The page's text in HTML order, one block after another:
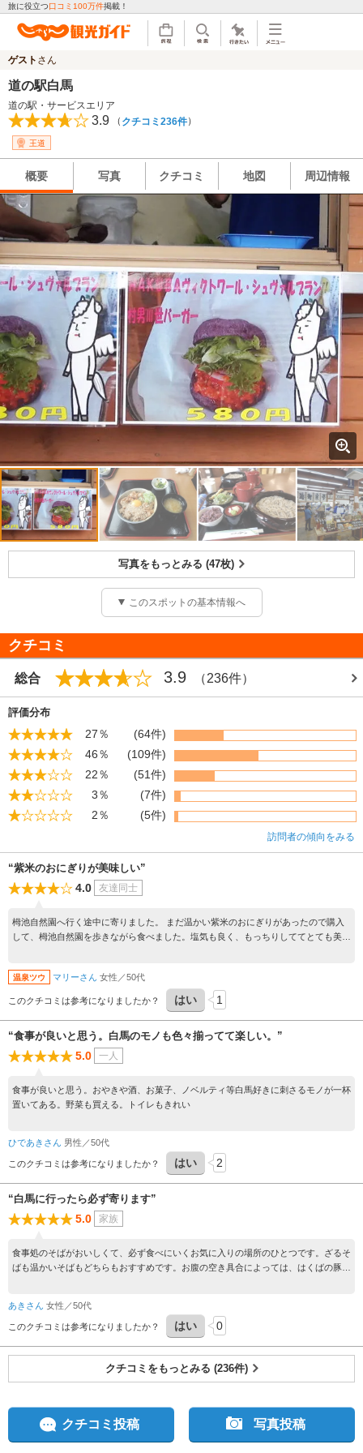
旅に役立つ口コミ100万件掲載！
ゲスト さん
道の駅白馬
道の駅・サービスエリア
3.9 （ クチコミ236件）
王道
概要 写真 クチコミ 地図 周辺情報
写真をもっとみる (47枚)
このスポットの基本情報へ
クチコミ
総合 3.9 （236件）
評価分布
27％
(64件)
46％
(109件)
22％
(51件)
3％
(7件)
2％
(5件)
訪問者の傾向をみる
“紫米のおにぎりが美味しい”
4.0 友達同士
栂池自然園へ行く途中に寄りました。 まだ温かい紫米のおにぎりがあったので購入
して、栂池自然園を歩きながら食べました。塩気も良く、もっちりしててとても美味
温泉ツウ マリーさん 女性／50代
このクチコミは参考になりましたか？ はい 1
“食事が良いと思う。白馬のモノも色々揃ってて楽しい。”
5.0 一人
食事が良いと思う。おやきや酒、お菓子、ノベルティ等白馬好きに刺さるモノが一杯
置いてある。野菜も買える。トイレもきれい
ひであきさん 男性／50代
このクチコミは参考になりましたか？ はい 2
“白馬に行ったら必ず寄ります”
5.0 家族
食事処のそばがおいしくて、必ず食べにいくお気に入りの場所のひとつです。ざるそ
ばも温かいそばもどちらもおすすめです。お腹の空き具合によっては、はくばの豚丼
あきさん 女性／50代
このクチコミは参考になりましたか？ はい 0
クチコミをもっとみる (236件)
クチコミ投稿 写真投稿